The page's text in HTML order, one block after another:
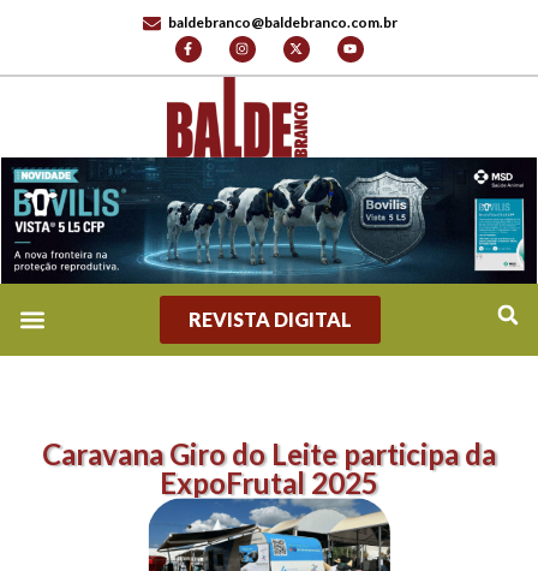
baldebranco@baldebranco.com.br
REVISTA DIGITAL
Caravana Giro do Leite participa da
ExpoFrutal 2025